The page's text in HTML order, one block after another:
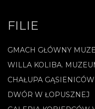
FILIE
GMACH GŁÓWNY
WILLA KOLIBA.
CHAŁUPA
DWÓR W ŁOPUSZNEJ